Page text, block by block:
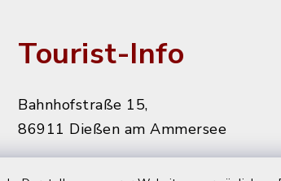
Tourist-Info
Bahnhofstraße 15,
86911 Dießen am Ammersee
08151 906010